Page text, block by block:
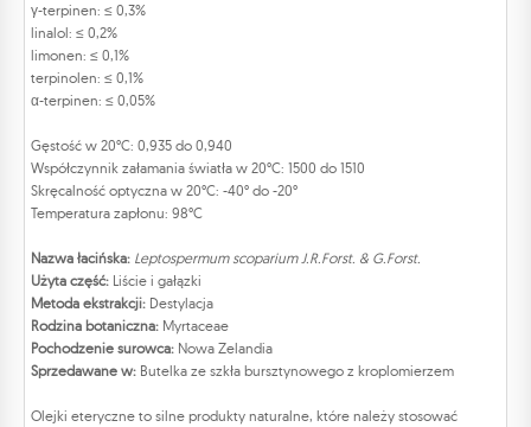
γ-terpinen: ≤ 0,3%
linalol: ≤ 0,2%
limonen: ≤ 0,1%
terpinolen: ≤ 0,1%
α-terpinen: ≤ 0,05%
Gęstość w 20°C: 0,935 do 0,940
Współczynnik załamania światła w 20°C: 1500 do 1510
Skręcalność optyczna w 20°C: -40° do -20°
Temperatura zapłonu: 98°C
Nazwa łacińska: Leptospermum scoparium J.R.Forst. & G.Forst.
Użyta część: Liście i gałązki
Metoda ekstrakcji: Destylacja
Rodzina botaniczna: Myrtaceae
Pochodzenie surowca: Nowa Zelandia
Sprzedawane w: Butelka ze szkła bursztynowego z kroplomierzem
Olejki eteryczne to silne produkty naturalne, które należy stosować